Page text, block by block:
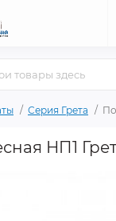
Серия Грета
НП1